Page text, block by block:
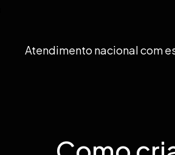
Atendimento nacional com